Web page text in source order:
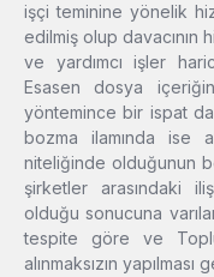
işçi teminine yönelik
edilmiş olup davacının
ve yardımcı işler
Esasen dosya
yöntemince bir ispat da
bozma ilamında ise
niteliğinde olduğunun
şirketler arasındaki
olduğu sonucuna
tespite göre ve
alınmaksızın